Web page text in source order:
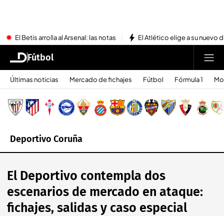
El Betis arrolla al Arsenal: las notas El Atlético elige a su nuevo
Fútbol
Últimas noticias Mercado de fichajes Fútbol Fórmula 1
Deportivo Coruña
El Deportivo contempla dos
escenarios de mercado en ataque:
fichajes, salidas y caso especial